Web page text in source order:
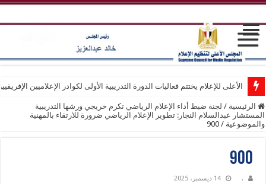
الأعلى للإعلام يختتم فعاليات الدورة التدريبية الأولى لكوادر الإعلاميين
الرئيسية / لجنة ضبط أداء الإعلام الرياضي تكرم خريجي ورشها التدريبية
المستشار عبدالسلام النجار: تطوير الإعلام الرياضي ضرورة للارتقاء بالمهنية
والموضوعية /
900
900
. 14 ديسمبر، 2025